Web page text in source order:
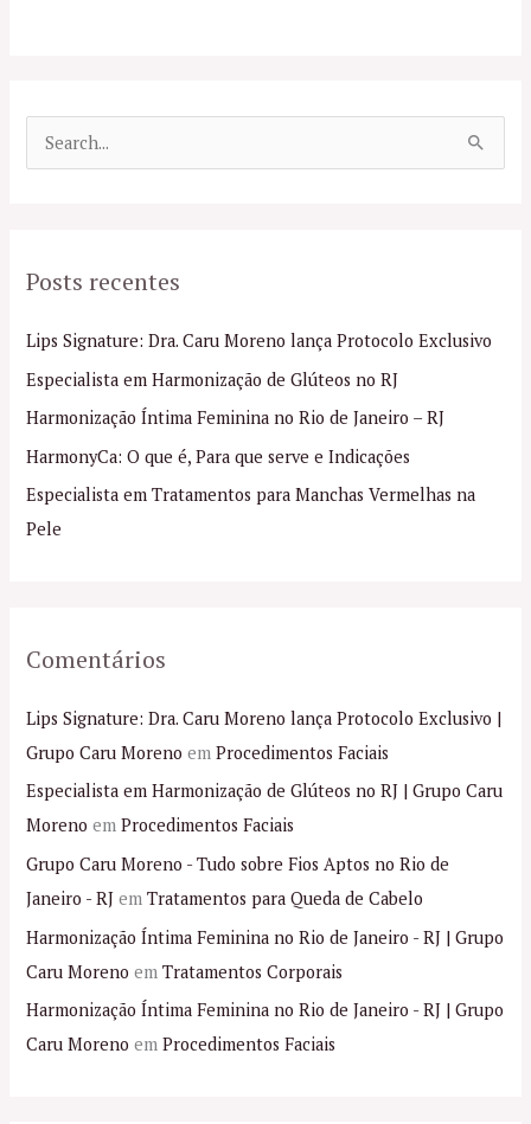
u
s
a
r
p
o
r
Posts recentes
Lips Signature: Dra. Caru Moreno lança Protocolo Exclusivo
Especialista em Harmonização de Glúteos no RJ
Harmonização Íntima Feminina no Rio de Janeiro – RJ
HarmonyCa: O que é, Para que serve e Indicações
Especialista em Tratamentos para Manchas Vermelhas na
Pele
Comentários
Lips Signature: Dra. Caru Moreno lança Protocolo Exclusivo |
Grupo Caru Moreno emProcedimentos Faciais
Especialista em Harmonização de Glúteos no RJ | Grupo Caru
Moreno emProcedimentos Faciais
Grupo Caru Moreno - Tudo sobre Fios Aptos no Rio de
Janeiro - RJ emTratamentos para Queda de Cabelo
Harmonização Íntima Feminina no Rio de Janeiro - RJ | Grupo
Caru Moreno emTratamentos Corporais
Harmonização Íntima Feminina no Rio de Janeiro - RJ | Grupo
Caru Moreno emProcedimentos Faciais